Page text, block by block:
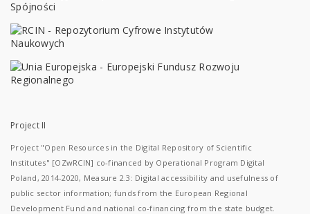
Project II
Project "Open Resources in the Digital Repository of Scientific
Institutes" [OZwRCIN] co-financed by Operational Program Digital
Poland, 2014-2020, Measure 2.3: Digital accessibility and usefulness of
public sector information; funds from the European Regional
Development Fund and national co-financing from the state budget.